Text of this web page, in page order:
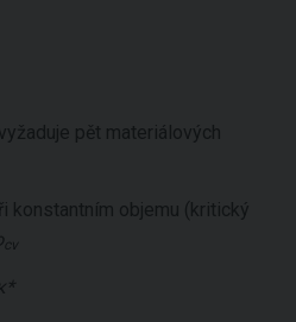
pět materiálových
konstantním objemu (kritický
cv